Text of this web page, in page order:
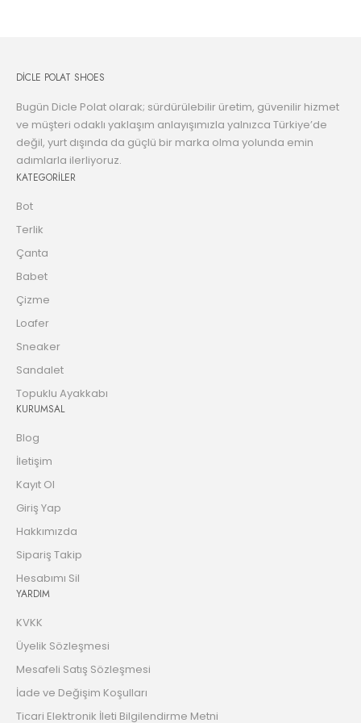
DİCLE POLAT SHOES
Bugün Dicle Polat olarak; sürdürülebilir üretim, güvenilir hizmet
ve müşteri odaklı yaklaşım anlayışımızla yalnızca Türkiye’de
değil, yurt dışında da güçlü bir marka olma yolunda emin
adımlarla ilerliyoruz.
KATEGORİLER
Bot
Terlik
Çanta
Babet
Çizme
Loafer
Sneaker
Sandalet
Topuklu Ayakkabı
KURUMSAL
Blog
İletişim
Kayıt Ol
Giriş Yap
Hakkımızda
Sipariş Takip
Hesabımı Sil
YARDIM
KVKK
Üyelik Sözleşmesi
Mesafeli Satış Sözleşmesi
İade ve Değişim Koşulları
Ticari Elektronik İleti Bilgilendirme Metni